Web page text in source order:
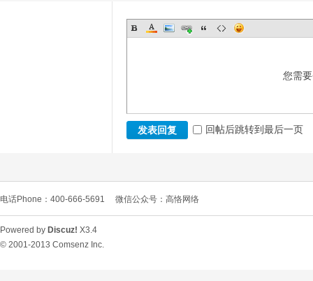
O
您需
发表回复 回帖后跳转到最后一页
电话Phone：400-666-5691 微信公众号：高恪网络
Powered by Discuz! X3.4
© 2001-2013 Comsenz Inc.